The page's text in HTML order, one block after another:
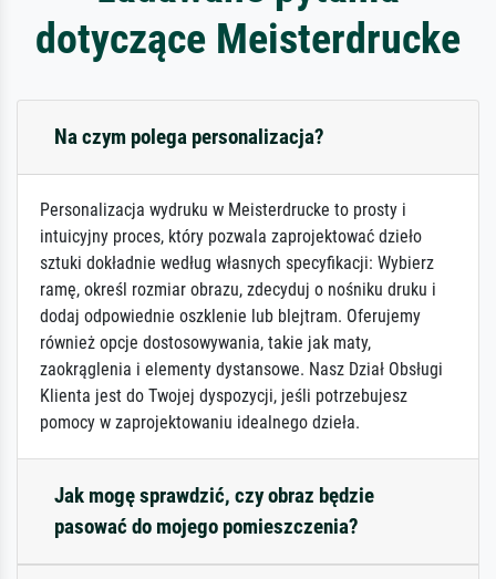
dotyczące Meisterdrucke
Na czym polega personalizacja?
Personalizacja wydruku w Meisterdrucke to prosty i
intuicyjny proces, który pozwala zaprojektować dzieło
sztuki dokładnie według własnych specyfikacji: Wybierz
ramę, określ rozmiar obrazu, zdecyduj o nośniku druku i
dodaj odpowiednie oszklenie lub blejtram. Oferujemy
również opcje dostosowywania, takie jak maty,
zaokrąglenia i elementy dystansowe. Nasz Dział Obsługi
Klienta jest do Twojej dyspozycji, jeśli potrzebujesz
pomocy w zaprojektowaniu idealnego dzieła.
Jak mogę sprawdzić, czy obraz będzie
pasować do mojego pomieszczenia?